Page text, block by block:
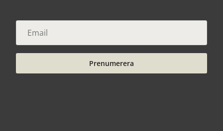
Prenumerera